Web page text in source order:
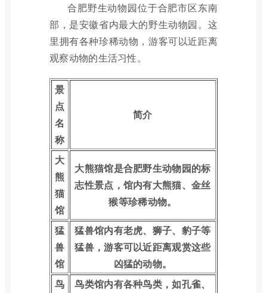
合肥野生动物园位于合肥市区东南
部，是安徽省内最大的野生动物园。这
里拥有各种珍稀动物，游客可以近距离
观察动物的生活习性。
景
点
名
称
简介
大
熊
猫
馆
大熊猫馆是合肥野生动物园的标
志性景点，馆内有大熊猫、金丝
猴等珍稀动物。
猛
兽
馆
猛兽馆内有老虎、狮子、豹子等
猛兽，游客可以近距离观赏这些
凶猛的动物。
鸟
鸟类馆内有各种鸟类，如孔雀、